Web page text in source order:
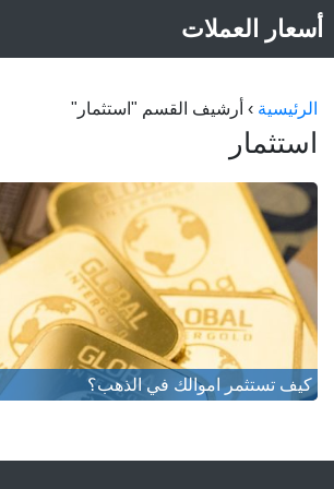
أسعار العملات
الرئيسية › أرشيف القسم "استثمار"
استثمار
كيف تستثمر اموالك في الذهب؟